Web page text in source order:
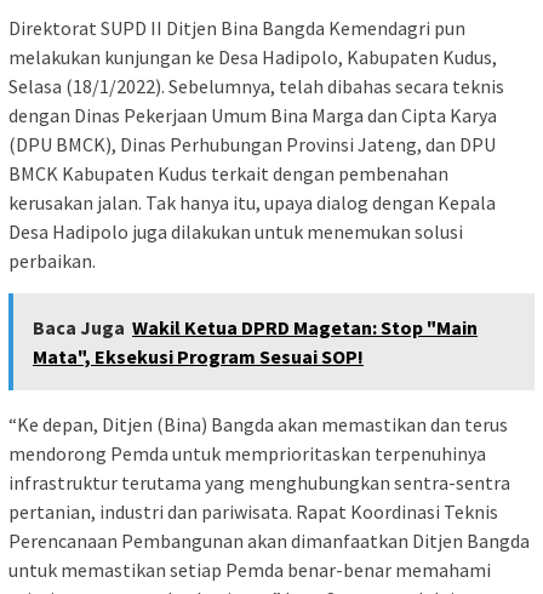
Direktorat SUPD II Ditjen Bina Bangda Kemendagri pun
melakukan kunjungan ke Desa Hadipolo, Kabupaten Kudus,
Selasa (18/1/2022). Sebelumnya, telah dibahas secara teknis
dengan Dinas Pekerjaan Umum Bina Marga dan Cipta Karya
(DPU BMCK), Dinas Perhubungan Provinsi Jateng, dan DPU
BMCK Kabupaten Kudus terkait dengan pembenahan
kerusakan jalan. Tak hanya itu, upaya dialog dengan Kepala
Desa Hadipolo juga dilakukan untuk menemukan solusi
perbaikan.
Baca Juga Wakil Ketua DPRD Magetan: Stop "Main
Mata", Eksekusi Program Sesuai SOP!
“Ke depan, Ditjen (Bina) Bangda akan memastikan dan terus
mendorong Pemda untuk memprioritaskan terpenuhinya
infrastruktur terutama yang menghubungkan sentra-sentra
pertanian, industri dan pariwisata. Rapat Koordinasi Teknis
Perencanaan Pembangunan akan dimanfaatkan Ditjen Bangda
untuk memastikan setiap Pemda benar-benar memahami